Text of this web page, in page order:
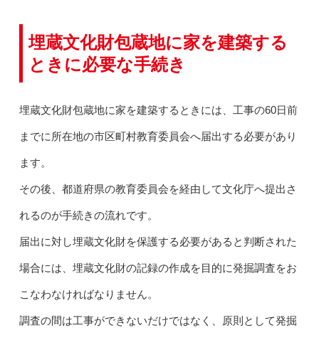
埋蔵文化財包蔵地に家を建築する
ときに必要な手続き
埋蔵文化財包蔵地に家を建築するときには、工事の60日前
までに所在地の市区町村教育委員会へ届出する必要があり
ます。
その後、都道府県の教育委員会を経由して文化庁へ提出さ
れるのが手続きの流れです。
届出に対し埋蔵文化財を保護する必要があると判断された
場合には、埋蔵文化財の記録の作成を目的に発掘調査をお
こなわなければなりません。
調査の間は工事ができないだけではなく、原則として発掘